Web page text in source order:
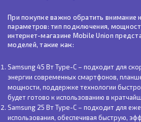
При покупке важно обратить внимание
параметров: тип подключения,
интернет-магазине Mobile Union
моделей, такие как:
Samsung 45 Вт Type-C – подходит для
энергии современных смартфонов,
мощности, поддержке технологии
будет готово к использованию в
Samsung 25 Вт Type-C – подходит для
использования, обеспечивая быструю,